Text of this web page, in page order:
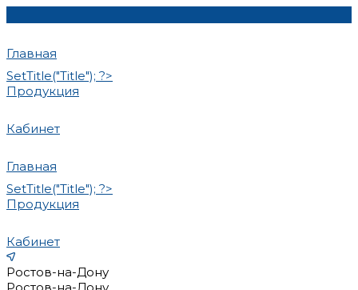
Главная
SetTitle("Title"); ?>
Продукция
Кабинет
Главная
SetTitle("Title"); ?>
Продукция
Кабинет
Ростов-на-Дону